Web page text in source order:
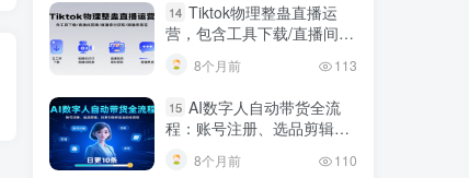
14 Tiktok物理整蛊直播运
营，包含工具下载/直播间搭
建/直播素材获取/跟播思路
等
8个月前 113
15 AI数字人自动带货全流
程：账号注册、选品剪辑，
日更10条作品自动化变现
8个月前 110